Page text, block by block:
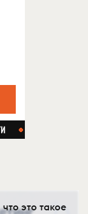
это такое